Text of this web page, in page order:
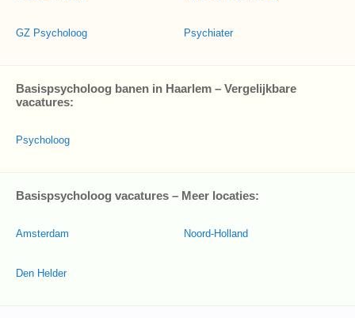
GZ Psycholoog Psychiater
Basispsycholoog banen in Haarlem – Vergelijkbare
vacatures:
Psycholoog
Basispsycholoog vacatures – Meer locaties:
Amsterdam
Den Helder
Noord-Holland